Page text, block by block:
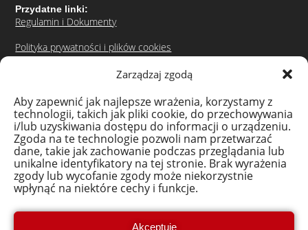
Zarządzaj zgodą
Aby zapewnić jak najlepsze wrażenia, korzystamy z
technologii, takich jak pliki cookie, do przechowywania
i/lub uzyskiwania dostępu do informacji o urządzeniu.
Zgoda na te technologie pozwoli nam przetwarzać
dane, takie jak zachowanie podczas przeglądania lub
unikalne identyfikatory na tej stronie. Brak wyrażenia
zgody lub wycofanie zgody może niekorzystnie
wpłynąć na niektóre cechy i funkcje.
Akceptuję
Przydatne linki:
Regulamin i Dokumenty
Polityka prywatności i plików cookies
Polskie Stowarzyszenie Doradcze i Konsultingowe
ul. Pułkowa 11, 15-143 Białystok
Biuro projektowe
ul. Pułkowa 11A, 15-143 Białystok
Tel. (85) 652 61 07
bon.na.cyfryzacje@polskiestowarzyszenie.pl
Dane rejestrowe: